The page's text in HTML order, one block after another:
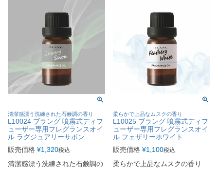
清潔感漂う洗練された石鹸調の香り
L10024 ブラング 噴霧式ディフ
ューザー専用フレグランスオイ
ル ラグジュアリーサボン
販売価格 ¥1,320税込
清潔感漂う洗練された石鹸調の
柔らかで上品なムスクの香り
L10025 ブラング 噴霧式ディフ
ューザー専用フレグランスオイ
ル フェザリーホワイト
販売価格 ¥1,100税込
柔らかで上品なムスクの香り